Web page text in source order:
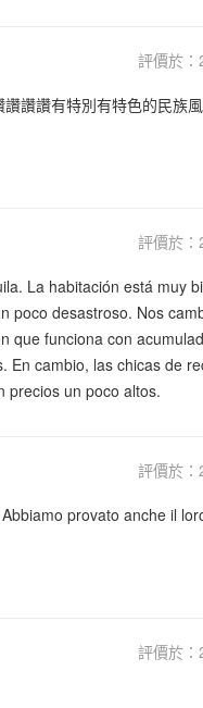
評價於
讚讚有特別有特色的民族
評價於
La habitación está muy
poco desastroso. Nos
que funciona con
cambio, las chicas de
precios un poco altos.
評價於
provato anche il
評價於